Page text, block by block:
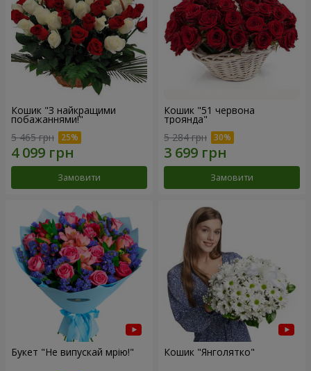
Кошик "З найкращими
побажаннями!"
5 465 грн
Замовити
Кошик "51 червона
троянда"
5 284 грн
Замовити
Букет "Не випускай мрію!" Кошик "Янголятко"